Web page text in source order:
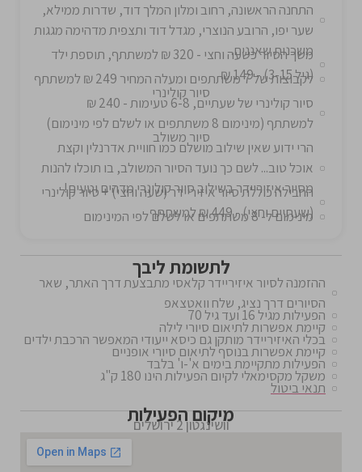
התחנה הראשונה, רחוב ומלון המלך דוד, שדרות ממילא,
שער יפו, הרובע הנוצרי, מגדל דוד ותצפית מדהימה מגגות
משכנות שאננים.
משך הסיור כשעה וחצי - 320 ₪ למשתתף, תוספת ילד
(גיל 3-15) - 149 ₪
לקבוצות של 7 משתתפים ומעלה המחיר 249 ₪ למשתתף
סיור קולינרי
סיור קולינרי של שעתיים, 6-8 טעימות - 240 ₪
למשתתף (מינימום 8 משתתפים או לשלם לפי מינימום)
סיור משולב
הרי ידוע שאין שילוב מושלם כמו חוויית אדרנלין וקצת
אוכל טוב... לשם כך נועד הסיור המשולב, בו תוכלו להנות
מסיור איזיריידר בשילוב סיור קולינרי מדהים וטעים!
החבילה כוללת סיור איזיריידר (שעה וחצי) + סיור קולינרי
(שעתיים וחצי) - 449 ₪ למשתתף
מינימום ל- 8 משתתפים או לשלם לפי המינימום
לתשומת ליבך
ההזמנה לסיור איזיריידר קלאסי מתבצעת דרך האתר, שאר
הסיורים דרך נציג, שלח וואטצאפ
הפעילות מגיל 16 ועד גיל 70
קיימת אפשרות לתיאום סיורי לילה
בכלי האיזיריידר מותקן גם כיסא ייעודי המאפשר הרכבת ילדים
קיימת אפשרות בנוסף לתיאום סיורי אופניים
הפעילות מתקיימת בימים א'-ו' בלבד
משקל מקסימאלי לקיום הפעילות הינו 180 ק"ג
תנאי ביטול
מיקום הפעילות
וושינגטון 2 ירושלים